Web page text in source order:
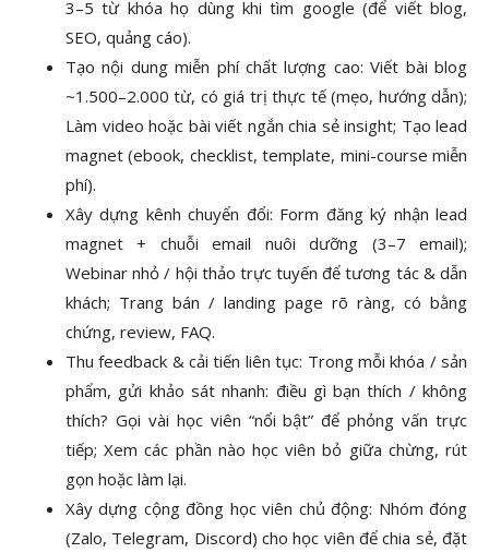
3–5 từ khóa họ dùng khi tìm google (để viết blog,
SEO, quảng cáo).
Tạo nội dung miễn phí chất lượng cao: Viết bài blog
~1.500–2.000 từ, có giá trị thực tế (mẹo, hướng dẫn);
Làm video hoặc bài viết ngắn chia sẻ insight; Tạo lead
magnet (ebook, checklist, template, mini-course miễn
phí).
Xây dựng kênh chuyển đổi: Form đăng ký nhận lead
magnet + chuỗi email nuôi dưỡng (3–7 email);
Webinar nhỏ / hội thảo trực tuyến để tương tác & dẫn
khách; Trang bán / landing page rõ ràng, có bằng
chứng, review, FAQ.
Thu feedback & cải tiến liên tục: Trong mỗi khóa / sản
phẩm, gửi khảo sát nhanh: điều gì bạn thích / không
thích? Gọi vài học viên “nổi bật” để phỏng vấn trực
tiếp; Xem các phần nào học viên bỏ giữa chừng, rút
gọn hoặc làm lại.
Xây dựng cộng đồng học viên chủ động: Nhóm đóng
(Zalo, Telegram, Discord) cho học viên để chia sẻ, đặt